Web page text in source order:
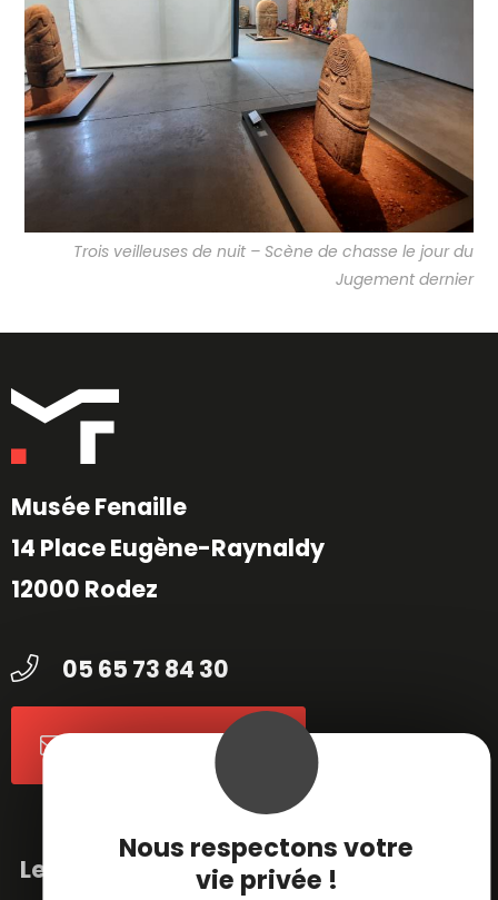
Nous respectons votre
vie privée !
Trois veilleuses de nuit – Scène de chasse le jour du
Jugement dernier
Musée Fenaille
14 Place Eugène-Raynaldy
12000 Rodez
05 65 73 84 30
Contactez-nous
Le musée